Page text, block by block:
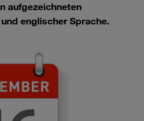
aufgezeichneten
englischer Sprache.